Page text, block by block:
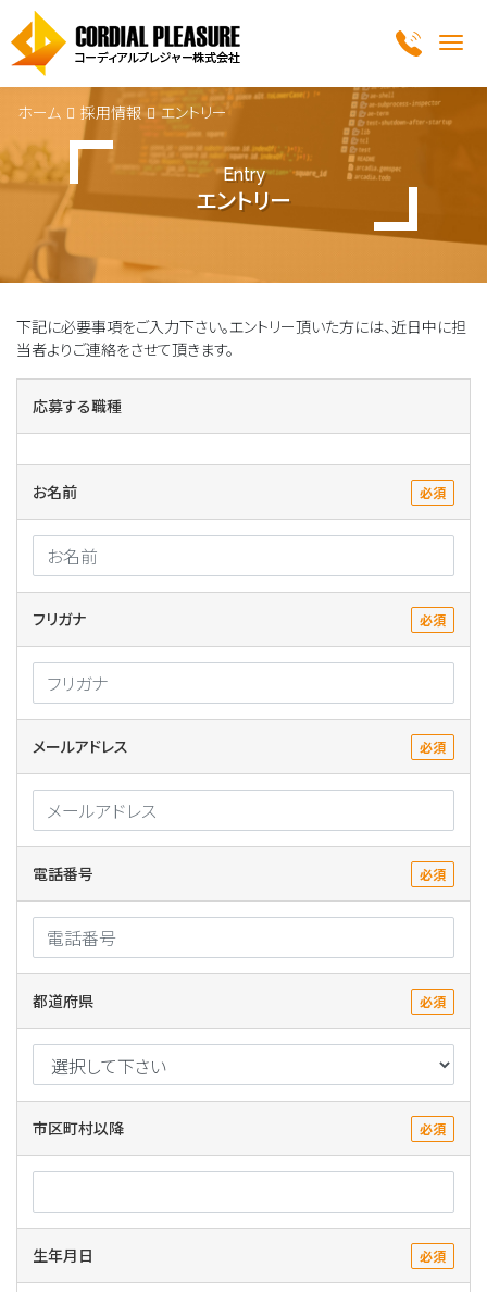
ホーム 採用情報 エントリー
Entry
エントリー
下記に必要事項をご入力下さい。エントリー頂いた方には、近日中に担
当者よりご連絡をさせて頂きます。
応募する職種
お名前 必須
フリガナ 必須
メールアドレス 必須
電話番号 必須
都道府県 必須
市区町村以降 必須
生年月日 必須